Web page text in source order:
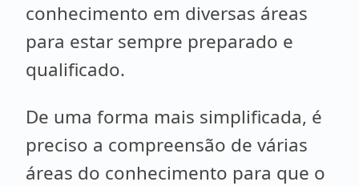
conhecimento em diversas áreas
para estar sempre preparado e
qualificado.
De uma forma mais simplificada, é
preciso a compreensão de várias
áreas do conhecimento para que o